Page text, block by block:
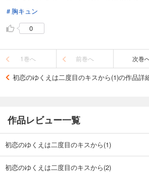
＃胸キュン
0
1巻へ 前巻へ 次巻
初恋のゆくえは二度目のキスから(1)の作品詳
作品レビュー一覧
初恋のゆくえは二度目のキスから(1)
初恋のゆくえは二度目のキスから(2)